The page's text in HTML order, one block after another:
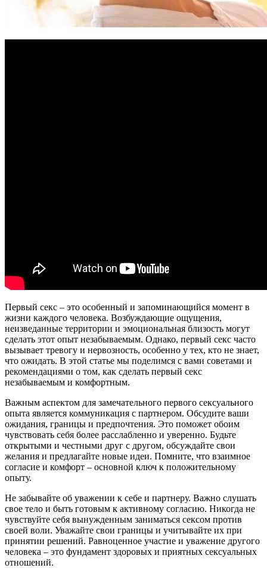
Первый секс – это особенный и запоминающийся момент в
жизни каждого человека. Возбуждающие ощущения,
неизведанные территории и эмоциональная близость могут
сделать этот опыт незабываемым. Однако, первый секс часто
вызывает тревогу и нервозность, особенно у тех, кто не знает,
что ожидать. В этой статье мы поделимся с вами советами и
рекомендациями о том, как сделать первый секс
незабываемым и комфортным.
Важным аспектом для замечательного первого сексуального
опыта является коммуникация с партнером. Обсудите ваши
ожидания, границы и предпочтения. Это поможет обоим
чувствовать себя более расслабленно и уверенно. Будьте
открытыми и честными друг с другом, обсуждайте свои
желания и предлагайте новые идеи. Помните, что взаимное
согласие и комфорт – основной ключ к положительному
опыту.
Не забывайте об уважении к себе и партнеру. Важно слушать
свое тело и быть готовым к активному согласию. Никогда не
чувствуйте себя вынужденным заниматься сексом против
своей воли. Уважайте свои границы и учитывайте их при
принятии решений. Равноценное участие и уважение другого
человека – это фундамент здоровых и приятных сексуальных
отношений.